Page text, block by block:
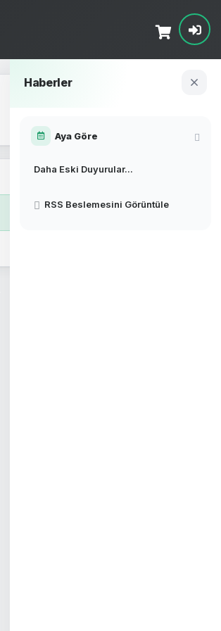
Haberler
Aya Göre
Daha Eski Duyurular...
RSS Beslemesini Görüntüle